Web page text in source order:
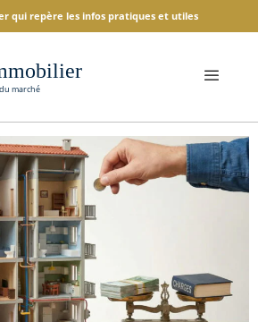
qui repère les infos pratiques et utiles